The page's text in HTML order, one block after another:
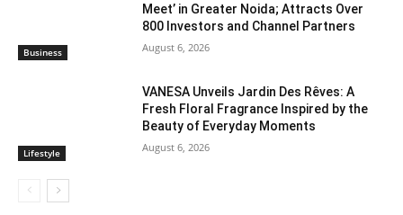
Business
Meet’ in Greater Noida; Attracts Over
800 Investors and Channel Partners
August 6, 2026
Lifestyle
VANESA Unveils Jardin Des Rêves: A
Fresh Floral Fragrance Inspired by the
Beauty of Everyday Moments
August 6, 2026